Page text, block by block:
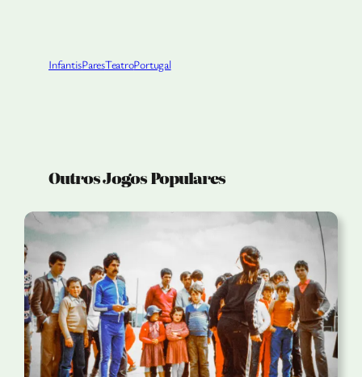
InfantisParesTeatroPortugal
Outros Jogos Populares